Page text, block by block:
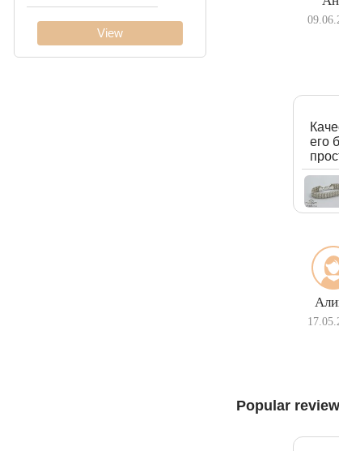
его
Popular